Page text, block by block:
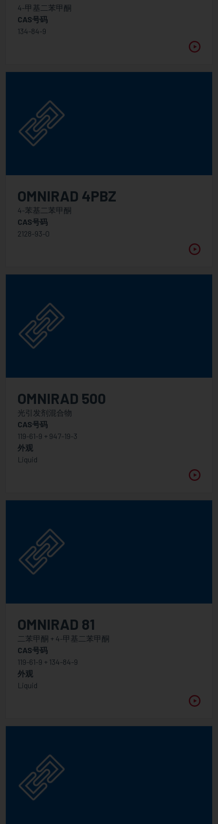
4-甲基二苯甲酮
CAS号码
134-84-9
OMNIRAD 4PBZ
4-苯基二苯甲酮
CAS号码
2128-93-0
OMNIRAD 500
光引发剂混合物
CAS号码
119-61-9 + 947-19-3
外观
Liquid
OMNIRAD 81
二苯甲酮 + 4-甲基二苯甲酮
CAS号码
119-61-9 + 134-84-9
外观
Liquid